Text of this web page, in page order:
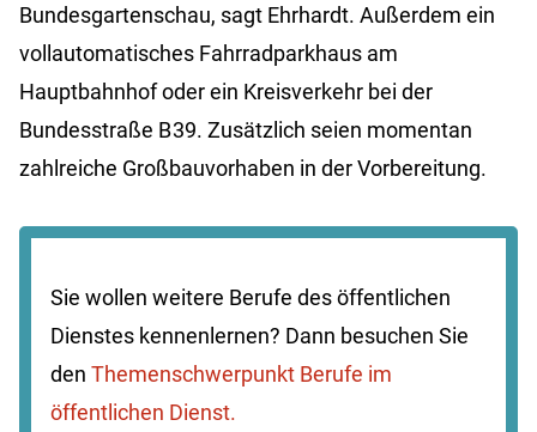
Bundesgartenschau, sagt Ehrhardt. Außerdem ein
vollautomatisches Fahrradparkhaus am
Hauptbahnhof oder ein Kreisverkehr bei der
Bundesstraße B 39. Zusätzlich seien momentan
zahlreiche Großbauvorhaben in der Vorbereitung.
Sie wollen weitere Berufe des öffentlichen
Dienstes kennenlernen? Dann besuchen Sie
den Themenschwerpunkt Berufe im
öffentlichen Dienst.